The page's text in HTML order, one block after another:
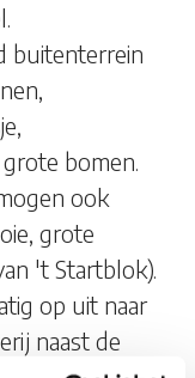
buitenterrein
bomen.
ook
grote
't Startblok).
op uit naar
naast de